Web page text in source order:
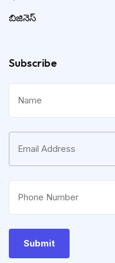
బిజినెస్
Subscribe